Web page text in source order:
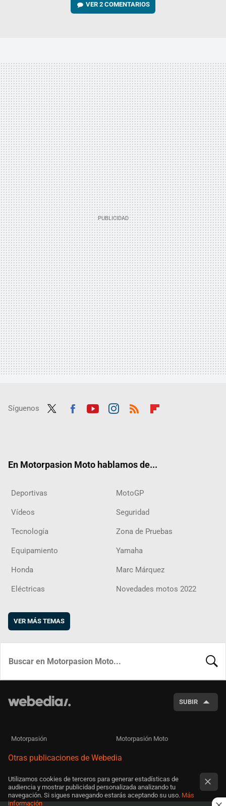
VER2 COMENTARIOS
Síguenos
En Motorpasion Moto hablamos de...
Deportivas MotoGP
Vídeos Seguridad
Tecnología Zona de Pruebas
Equipamiento Yamaha
Honda Marc Márquez
Eléctricas Novedades motos 2022
VER MÁS TEMAS
SUBIR
Motorpasión Motorpasión Moto
Otras publicaciones de Webedia
Utilizamos cookies de terceros para generar estadísticas de
audiencia y mostrar publicidad personalizada analizando tu
navegación. Si sigues navegando estarás aceptando su uso. Más
información